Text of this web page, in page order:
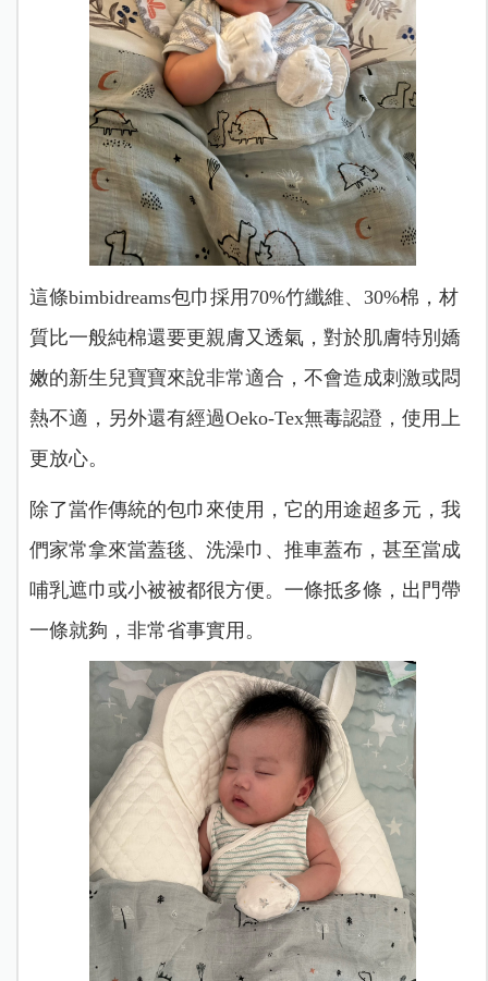
這條bimbidreams包巾採用70%竹纖維、30%棉，材
質比一般純棉還要更親膚又透氣，對於肌膚特別嬌
嫩的新生兒寶寶來說非常適合，不會造成刺激或悶
熱不適，另外還有經過Oeko-Tex無毒認證，使用上
更放心。
除了當作傳統的包巾來使用，它的用途超多元，我
們家常拿來當蓋毯、洗澡巾、推車蓋布，甚至當成
哺乳遮巾或小被被都很方便。一條抵多條，出門帶
一條就夠，非常省事實用。